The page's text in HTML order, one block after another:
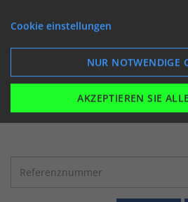
Brakedisc bolt- Carbon Steel 8.8
Artikelnummer: 078504
Cookie einstellungen
NUR NOTWENDIGE
AKZEPTIEREN SIE